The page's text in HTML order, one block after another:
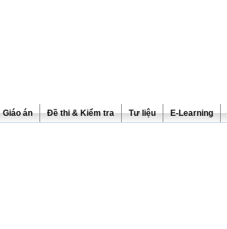
Giáo án Đề thi & Kiểm tra Tư liệu E-Learning